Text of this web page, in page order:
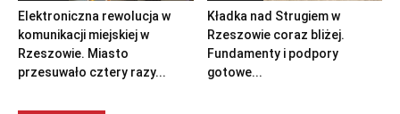
Elektroniczna rewolucja w
komunikacji miejskiej w
Rzeszowie. Miasto
przesuwało cztery razy...
Kładka nad Strugiem w
Rzeszowie coraz bliżej.
Fundamenty i podpory
gotowe...